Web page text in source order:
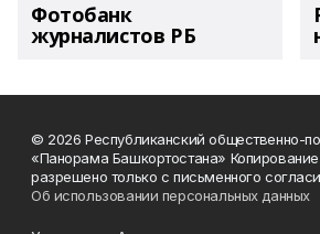
Фотобанк
журналистов РБ
© 2026 Республиканский общественно-
«Панорама Башкортостана»
разрешено только с письменного
Об использовании персональных данных